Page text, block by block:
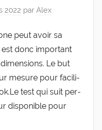
2022 par Alex
peut avoir sa
est donc impor­tant
Le but
mesure pour faci­li­
test qui suit per­
dis­po­nible pour